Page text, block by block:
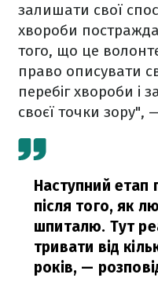
залишати свої
хвороби
того, що це
право описувати
перебіг хвороби і
своєї точки зору",
Наступний етап
після того, як
шпиталю. Тут
тривати від
років, —